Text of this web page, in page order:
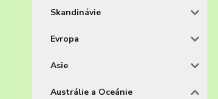
Skandinávie
Evropa
Asie
Austrálie a Oceánie